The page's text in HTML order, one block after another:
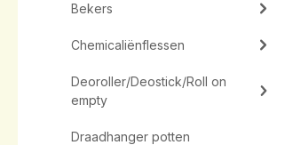
Bekers
Chemicaliënflessen
Deoroller/Deostick/Roll on
empty
Draadhanger potten